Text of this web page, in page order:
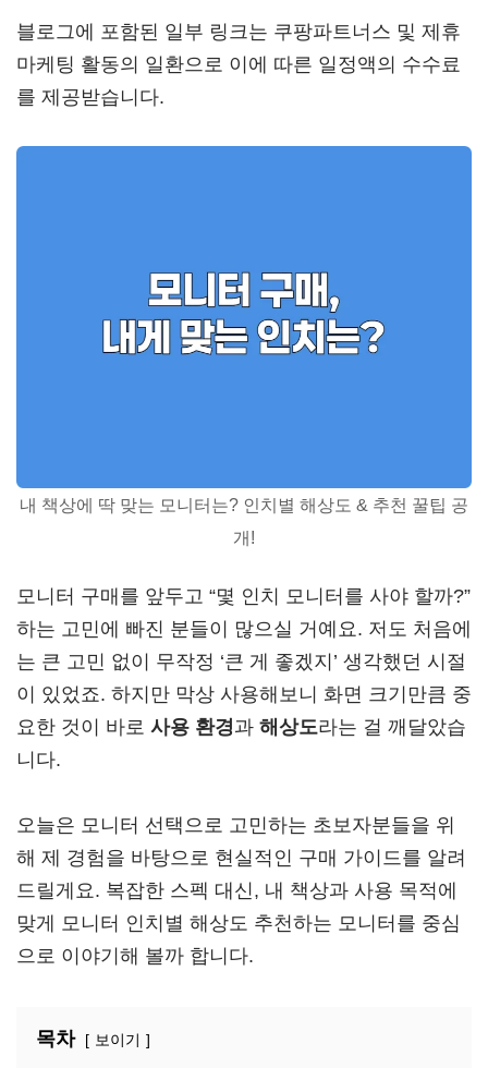
블로그에 포함된 일부 링크는 쿠팡파트너스 및 제휴
마케팅 활동의 일환으로 이에 따른 일정액의 수수료
를 제공받습니다.
내 책상에 딱 맞는 모니터는? 인치별 해상도 & 추천 꿀팁 공
개!
모니터 구매를 앞두고 “몇 인치 모니터를 사야 할까?”
하는 고민에 빠진 분들이 많으실 거예요. 저도 처음에
는 큰 고민 없이 무작정 ‘큰 게 좋겠지’ 생각했던 시절
이 있었죠. 하지만 막상 사용해보니 화면 크기만큼 중
요한 것이 바로 사용 환경과 해상도라는 걸 깨달았습
니다.
오늘은 모니터 선택으로 고민하는 초보자분들을 위
해 제 경험을 바탕으로 현실적인 구매 가이드를 알려
드릴게요. 복잡한 스펙 대신, 내 책상과 사용 목적에
맞게 모니터 인치별 해상도 추천하는 모니터를 중심
으로 이야기해 볼까 합니다.
목차 보이기